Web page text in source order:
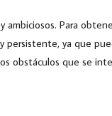
ambiciosos. Para
persistente, ya que
obstáculos que se